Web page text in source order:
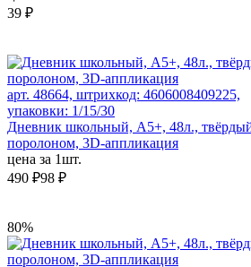
39 ₽
арт. 48664, штрихкод: 4606008409225,
упаковки: 1/15/30
Дневник школьный, А5+, 48л.,
поролоном, 3D-аппликация
цена за 1шт.
490 ₽98 ₽
80%